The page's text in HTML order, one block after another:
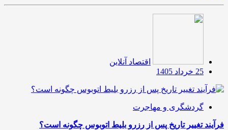
اقتصاد آنلاین
25 خرداد 1405
گردشگری و مهاجرت
فرآیند تغییر تاریخ پس از رزرو بلیط اتوبوس چگونه است؟